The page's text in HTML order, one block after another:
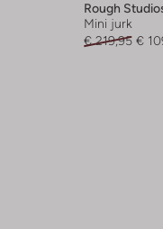
Rough
Mini jurk
€ 219,95 €